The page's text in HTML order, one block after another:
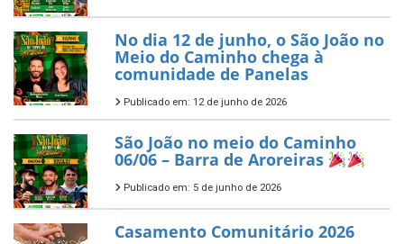
No dia 12 de junho, o São João no
Meio do Caminho chega à
comunidade de Panelas
Publicado em: 12 de junho de 2026
São João no meio do Caminho
06/06 – Barra de Aroreiras
Publicado em: 5 de junho de 2026
Casamento Comunitário 2026